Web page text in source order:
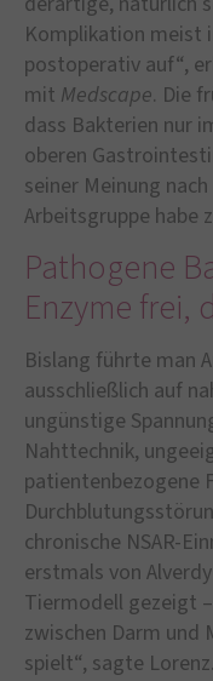
Komplikation meist
postoperativ auf“,
mit Medscape. Die
dass Bakterien nur
oberen
seiner Meinung
Arbeitsgruppe habe
Pathogene
Enzyme frei,
Bislang führte man
ausschließlich auf
ungünstige
Nahttechnik,
patientenbezogene
chronische NSAR-
erstmals von
Tiermodell gezeigt
zwischen Darm und
spielt“, sagte Lorenz.